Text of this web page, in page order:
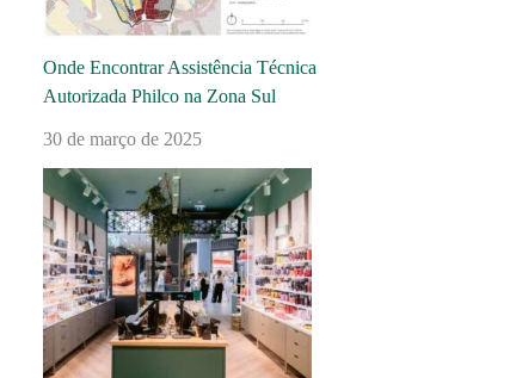
Onde Encontrar Assistência Técnica
Autorizada Philco na Zona Sul
30 de março de 2025